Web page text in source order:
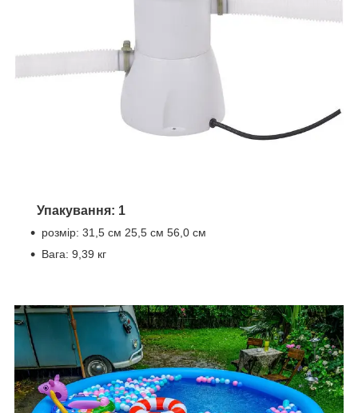
Упакування: 1
розмір: 31,5 см 25,5 см 56,0 см
Вага: 9,39 кг